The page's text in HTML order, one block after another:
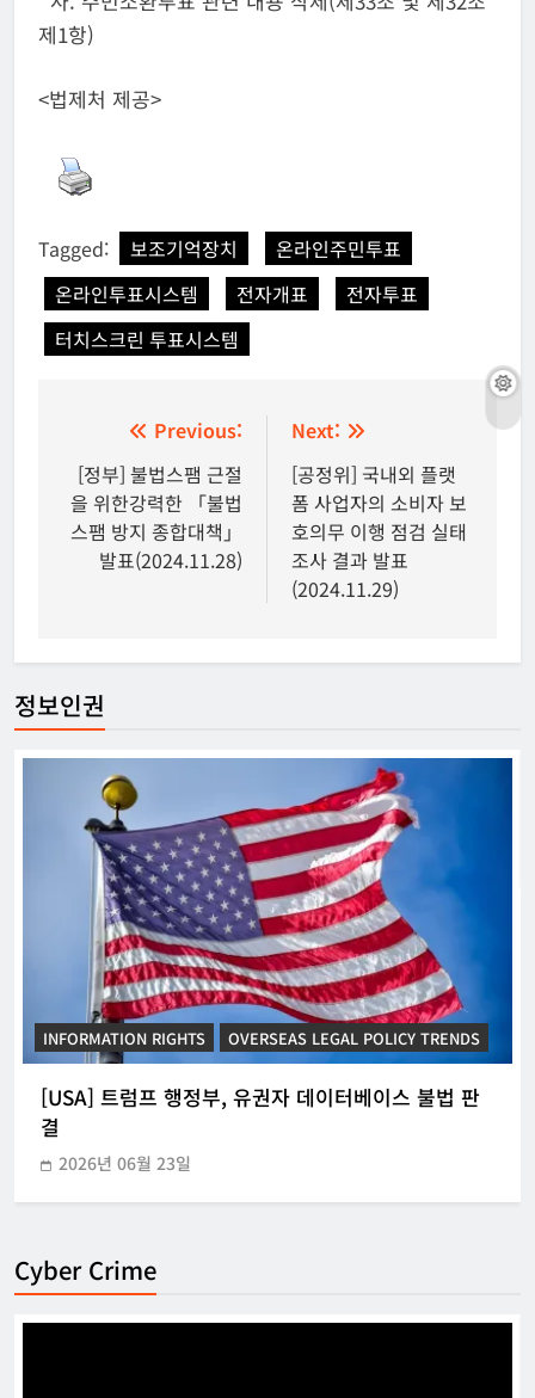
제1항)
<법제처 제공>
Tagged: 보조기억장치
온라인주민투표
온라인투표시스템
전자개표
전자투표
터치스크린 투표시스템
탐
색
Previous:
[정부] 불법스팸 근절
을 위한강력한 「불법
스팸 방지 종합대책」
발표(2024.11.28)
Next:
[공정위] 국내외 플랫
폼 사업자의 소비자 보
호의무 이행 점검 실태
조사 결과 발표
(2024.11.29)
정보인권
INFORMATION RIGHTS OVERSEAS LEGAL POLICY TRENDS
[USA] 트럼프 행정부, 유권자 데이터베이스 불법 판
결
2026년 06월 23일
Cyber Crime